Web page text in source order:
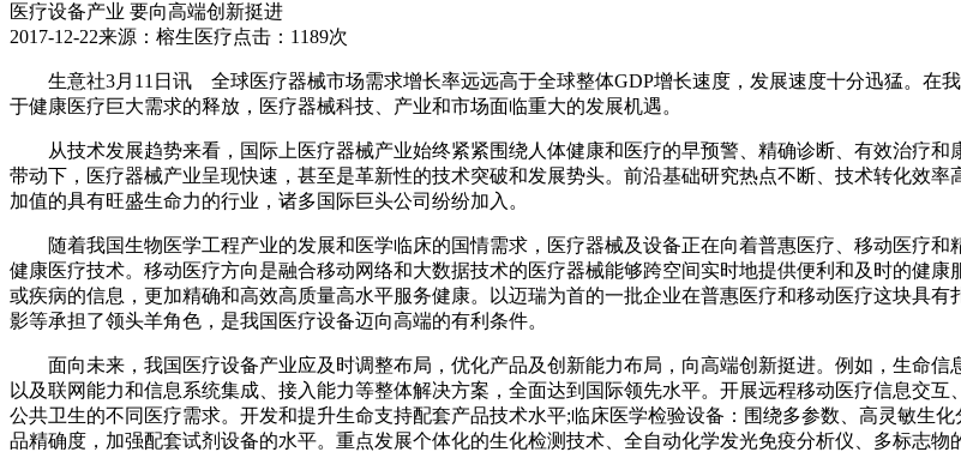
医疗设备产业 要向高端创新挺进
2017-12-22来源：榕生医疗点击：1189次
生意社3月11日讯 全球医疗器械市场需求增长率远远高于全球整体GDP增长速度，发展速度十分迅猛。在
于健康医疗巨大需求的释放，医疗器械科技、产业和市场面临重大的发展机遇。
从技术发展趋势来看，国际上医疗器械产业始终紧紧围绕人体健康和医疗的早预警、精确诊断、有效治疗和
带动下，医疗器械产业呈现快速，甚至是革新性的技术突破和发展势头。前沿基础研究热点不断、技术转化效
加值的具有旺盛生命力的行业，诸多国际巨头公司纷纷加入。
随着我国生物医学工程产业的发展和医学临床的国情需求，医疗器械及设备正在向着普惠医疗、移动医疗和
健康医疗技术。移动医疗方向是融合移动网络和大数据技术的医疗器械能够跨空间实时地提供便利和及时的健
或疾病的信息，更加精确和高效高质量高水平服务健康。以迈瑞为首的一批企业在普惠医疗和移动医疗这块具
影等承担了领头羊角色，是我国医疗设备迈向高端的有利条件。
面向未来，我国医疗设备产业应及时调整布局，优化产品及创新能力布局，向高端创新挺进。例如，生命信
以及联网能力和信息系统集成、接入能力等整体解决方案，全面达到国际领先水平。开展远程移动医疗信息交
公共卫生的不同医疗需求。开发和提升生命支持配套产品技术水平;临床医学检验设备：围绕多参数、高灵敏生
品精确度，加强配套试剂设备的水平。重点发展个体化的生化检测技术、全自动化学发光免疫分析仪、多标志